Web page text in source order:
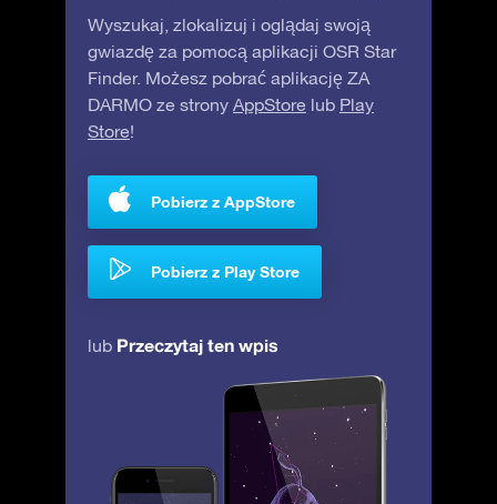
Wyszukaj, zlokalizuj i oglądaj swoją
gwiazdę za pomocą aplikacji OSR Star
Finder. Możesz pobrać aplikację ZA
DARMO ze strony AppStore lub Play
Store!
Pobierz z AppStore
Pobierz z Play Store
lub Przeczytaj ten wpis